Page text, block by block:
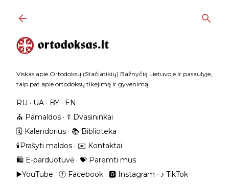
Praleisti ir pereiti prie pagrindinio turinio
Viskas apie Ortodoksų (Stačiatikių) Bažnyčią Lietuvoje ir pasaulyje,
taip pat apie ortodoksų tikėjimą ir gyvenimą.
RU UA BY
EN
⛪️ Pamaldos
☦️ Dvasininkai
🗓️ Kalendorius
📚 Biblioteka
🕯️Prašyti maldos
✉️ Kontaktai
🛍️ E-parduotuvė
💝 Paremti mus
▶️YouTube
ⓕ Facebook 🅾 Instagram ‎♪ TikTok